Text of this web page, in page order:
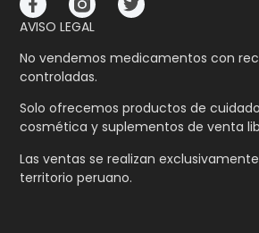
AVISO LEGAL
No vendemos medicamentos con
controladas.
Solo ofrecemos productos de
cosmética y suplementos de venta
Las ventas se realizan
territorio peruano.